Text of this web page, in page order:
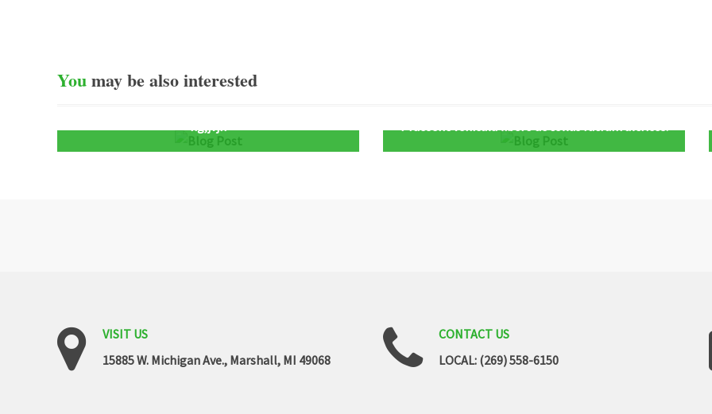
Youmaybealsointerested
VISIT US
15885 W. Michigan Ave., Marshall, MI 49068
CONTACT US
LOCAL: (269) 558-6150